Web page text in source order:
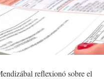
reflexionó sobre el